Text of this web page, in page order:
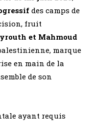
des camps de
fruit
et Mahmoud
marque
en main de la
de son
ayant requis